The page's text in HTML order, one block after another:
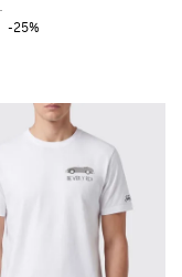
-25%